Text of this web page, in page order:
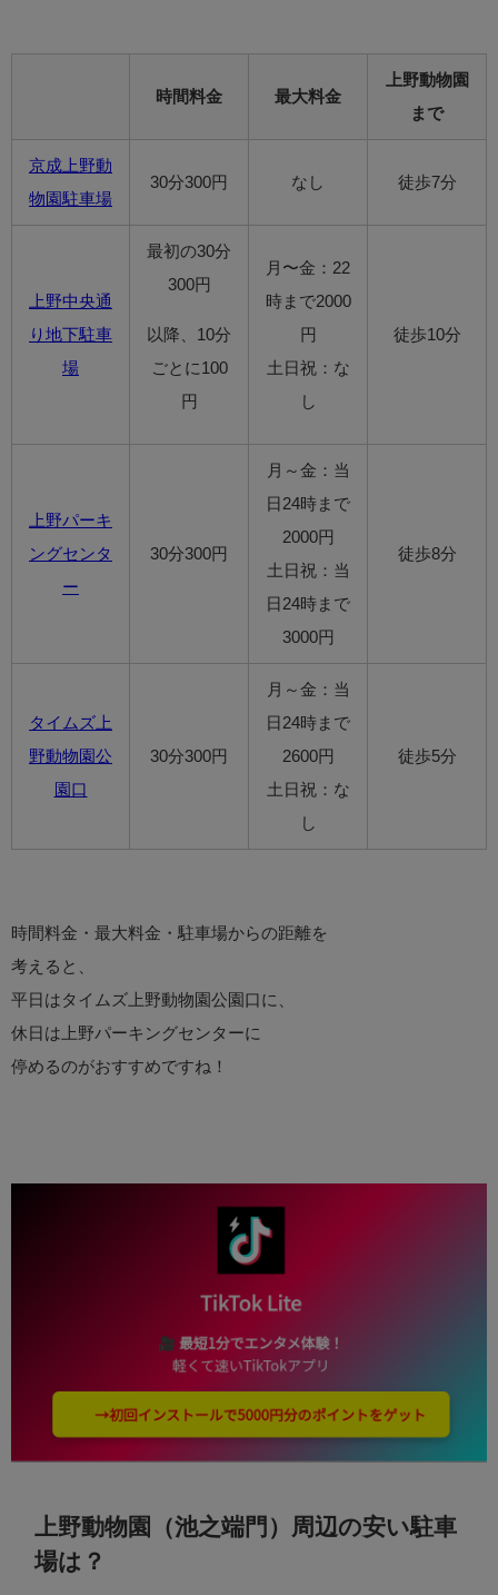
時間料金 最大料金
上野動物園
まで
京成上野動
物園駐車場
30分300円 なし 徒歩7分
上野中央通
り地下駐車
場
最初の30分
300円
以降、10分
ごとに100
円
月〜金：22
時まで2000
円
土日祝：な
し
徒歩10分
上野パーキ
ングセンタ
ー
30分300円
月～金：当
日24時まで
2000円
土日祝：当
日24時まで
3000円
徒歩8分
タイムズ上
野動物園公
園口
30分300円
月～金：当
日24時まで
2600円
土日祝：な
し
徒歩5分
時間料金・最大料金・駐車場からの距離を
考えると、
平日はタイムズ上野動物園公園口に、
休日は上野パーキングセンターに
停めるのがおすすめですね！
上野動物園（池之端門）周辺の安い駐車
場は？